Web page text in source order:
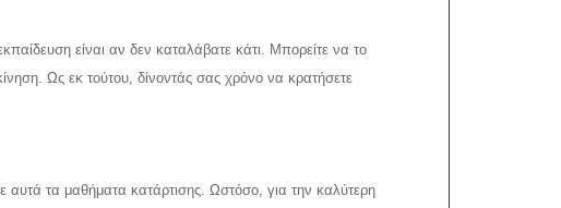
είναι αν δεν καταλάβατε κάτι. Μπορείτε να το
Ως εκ τούτου, δίνοντάς σας χρόνο να κρατήσετε
αυτά τα μαθήματα κατάρτισης. Ωστόσο, για την καλύτερη